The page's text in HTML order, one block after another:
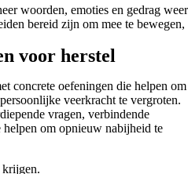
woorden, emoties en gedrag weer
bereid zijn om mee te bewegen,
voor herstel
concrete oefeningen die helpen om
veerkracht te vergroten.
vragen, verbindende
helpen om opnieuw nabijheid te
krijgen.